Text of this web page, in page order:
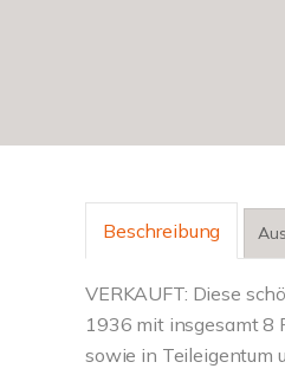
Beschreibung
VERKAUFT: Diese
1936 mit insgesamt 8
sowie in Teileigentum